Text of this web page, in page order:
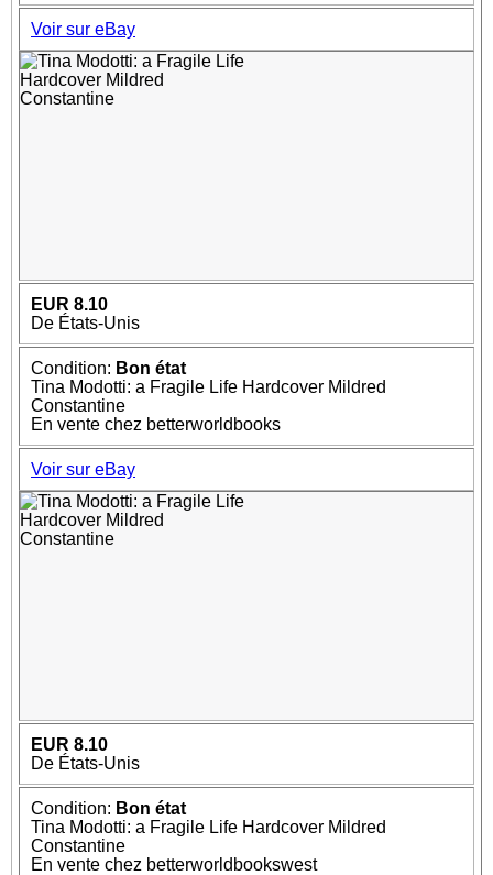
Voir sur eBay
EUR 8.10
De États-Unis
Condition: Bon état
Tina Modotti: a Fragile Life Hardcover Mildred
Constantine
En vente chez betterworldbooks
Voir sur eBay
EUR 8.10
De États-Unis
Condition: Bon état
Tina Modotti: a Fragile Life Hardcover Mildred
Constantine
En vente chez betterworldbookswest